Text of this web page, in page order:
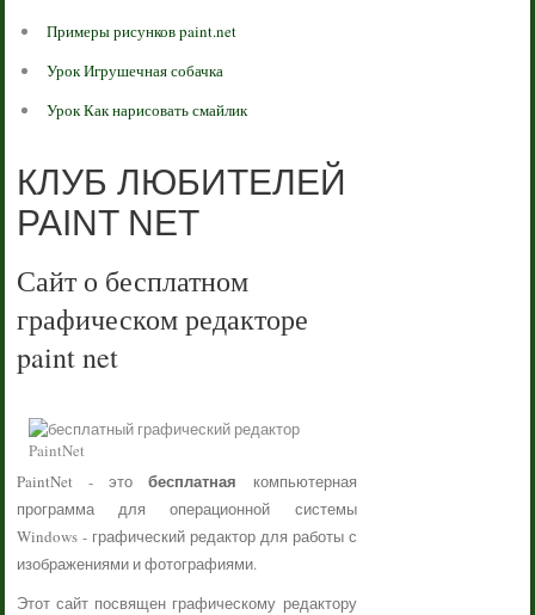
Примеры рисунков paint.net
Урок Игрушечная собачка
Урок Как нарисовать смайлик
КЛУБ ЛЮБИТЕЛЕЙ
PAINT NET
Сайт о бесплатном
графическом редакторе
paint net
PaintNet - этобесплатная компьютерная
программа для операционной системы
Windows - графический редактор для работы с
изображениями и фотографиями.
Этот сайт посвящен графическому редактору